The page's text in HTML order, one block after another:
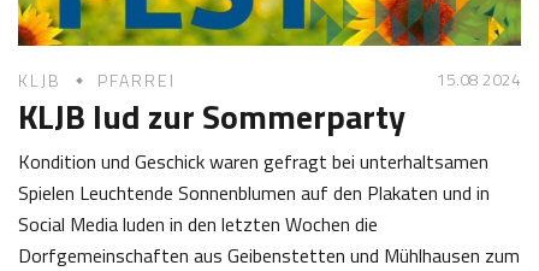
l
KLJB PFARREI 15.08 2024
KLJB lud zur Sommerparty
Kondition und Geschick waren gefragt bei unterhaltsamen
Spielen Leuchtende Sonnenblumen auf den Plakaten und in
Social Media luden in den letzten Wochen die
Dorfgemeinschaften aus Geibenstetten und Mühlhausen zum